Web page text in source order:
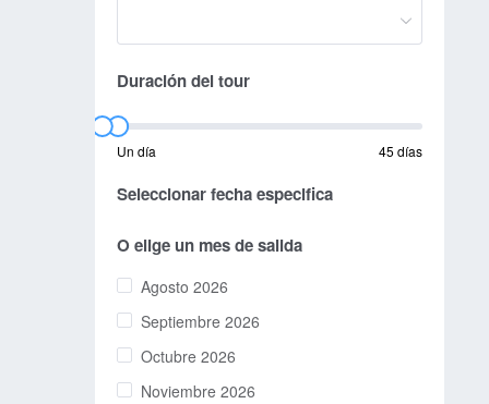
Duración del tour
Un día 45 días
Seleccionar fecha especifica
O elige un mes de salida
Agosto 2026
Septiembre 2026
Octubre 2026
Noviembre 2026